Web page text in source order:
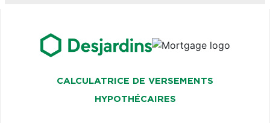
CALCULATRICE DE VERSEMENTS
HYPOTHÉCAIRES